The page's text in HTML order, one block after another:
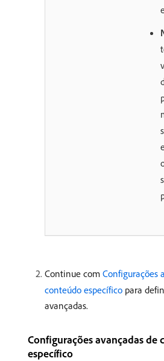
Continue com Configurações
conteúdo específico para
avançadas.
Configurações avançadas de
específico